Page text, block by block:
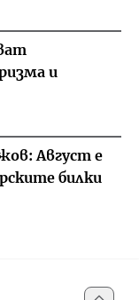
и
Август е
билки